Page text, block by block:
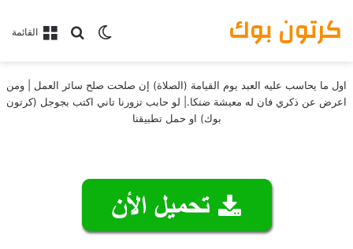
القائمةبحث عن
الوضع المظلم كرتون بوك
اول ما يحاسب عليه العبد يوم القيامة (الصلاة) إن صلحت صلح سائر العمل | ومن
اعرض عن ذكري فان له معيشة ضنكا.| لو حابب تزورنا تاني اكتب بجوجل (كرتون
بوك) او حمل تطبيقنا